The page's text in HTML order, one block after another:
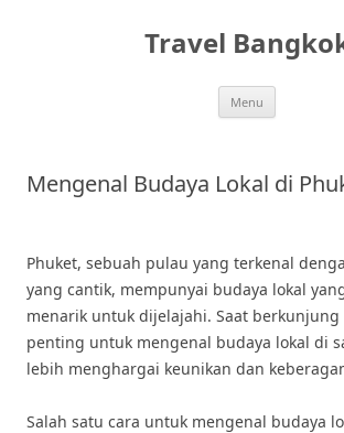
Travel
Menu
Mengenal Budaya Lokal di
Phuket, sebuah pulau yang terkenal
yang cantik, mempunyai budaya lokal
menarik untuk dijelajahi. Saat berkunjung
penting untuk mengenal budaya lokal di
lebih menghargai keunikan dan
Salah satu cara untuk mengenal budaya